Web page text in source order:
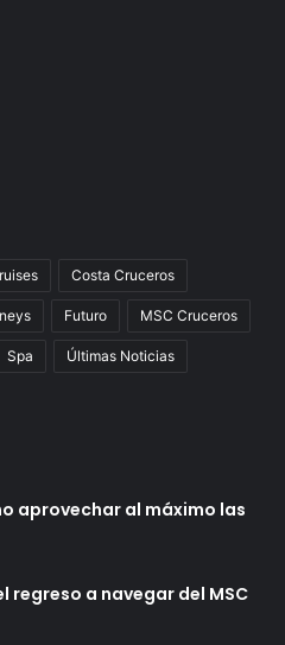
Costa Cruceros
Futuro MSC Cruceros
Spa Últimas Noticias
aprovechar al máximo las
regreso a navegar del MSC